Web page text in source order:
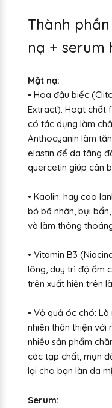
Thành
nạ + serum
Mặt nạ:
• Hoa đậu biếc
Extract): Hoạt chất
có tác dụng làm
Anthocyanin làm
elastin để da tăng
quercetin giúp cân
• Kaolin: hay cao
bỏ bã nhờn, bụi
và làm thông
• Vitamin B3
lông, duy trì độ ẩm
trên xuất hiện trên
• Vỏ quả óc chó:
nhiên thân thiện
nhiều sản phẩm
các tạp chất, mụn
lại cho bạn làn da
Serum: